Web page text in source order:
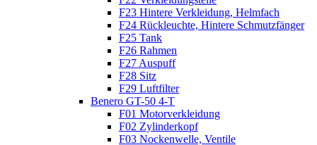
F23 Hintere Verkleidung, Helmfach
F24 Rückleuchte, Hintere Schmutzfänger
F25 Tank
F26 Rahmen
F27 Auspuff
F28 Sitz
F29 Luftfilter
Benero GT-50 4-T
F01 Motorverkleidung
F02 Zylinderkopf
F03 Nockenwelle, Ventile